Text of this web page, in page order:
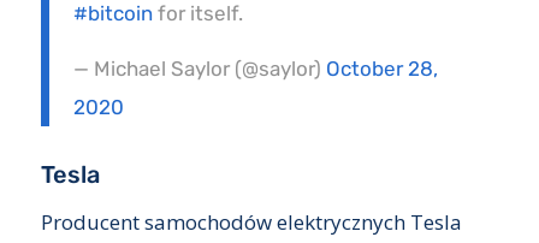
#bitcoinfor itself.
— Michael Saylor (@saylor) October 28,
2020
Tesla
Producent samochodów elektrycznych Tesla